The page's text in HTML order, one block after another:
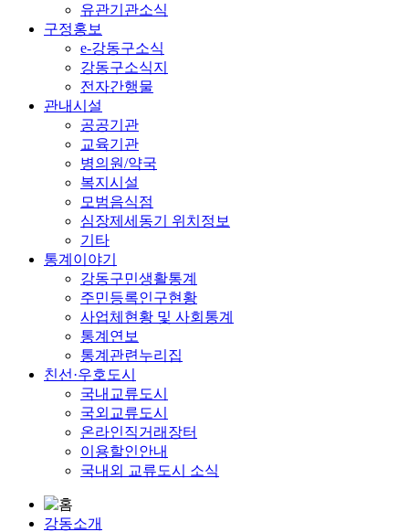
유관기관소식
구정홍보
e-강동구소식
강동구소식지
전자간행물
관내시설
공공기관
교육기관
병의원/약국
복지시설
모범음식점
심장제세동기 위치정보
기타
통계이야기
강동구민생활통계
주민등록인구현황
사업체현황 및 사회통계
통계연보
통계관련누리집
친선·우호도시
국내교류도시
국외교류도시
온라인직거래장터
이용할인안내
국내외 교류도시 소식
강동소개